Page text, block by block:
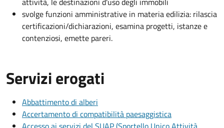
svolge funzioni amministrative in materia edilizia: rilascia
certificazioni/dichiarazioni, esamina progetti, istanze e
contenziosi, emette pareri.
Servizi erogati
Abbattimento di alberi
Accertamento di compatibilità paesaggistica